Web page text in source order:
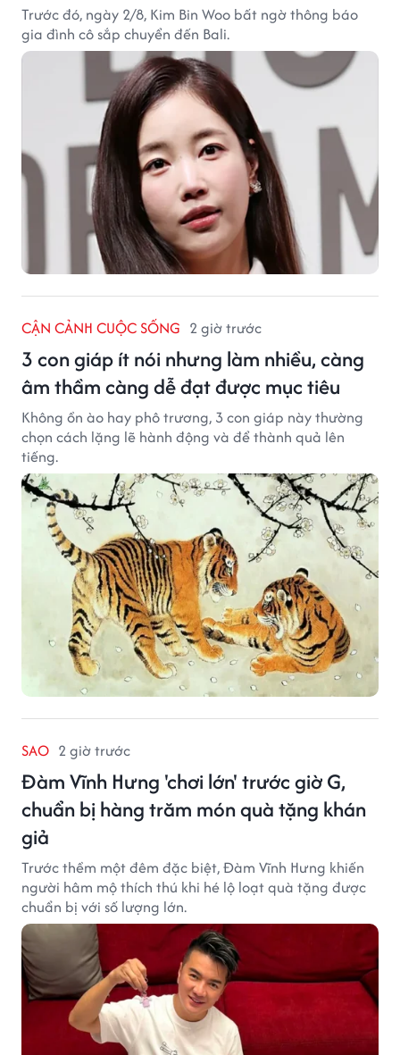
Trước đó, ngày 2/8, Kim Bin Woo bất ngờ thông báo
gia đình cô sắp chuyển đến Bali.
CẬN CẢNH CUỘC SỐNG 2 giờ trước
3 con giáp ít nói nhưng làm nhiều, càng
âm thầm càng dễ đạt được mục tiêu
Không ồn ào hay phô trương, 3 con giáp này thường
chọn cách lặng lẽ hành động và để thành quả lên
tiếng.
SAO 2 giờ trước
Đàm Vĩnh Hưng 'chơi lớn' trước giờ G,
chuẩn bị hàng trăm món quà tặng khán
giả
Trước thềm một đêm đặc biệt, Đàm Vĩnh Hưng khiến
người hâm mộ thích thú khi hé lộ loạt quà tặng được
chuẩn bị với số lượng lớn.